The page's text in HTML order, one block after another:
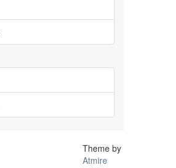
Theme by
Atmire